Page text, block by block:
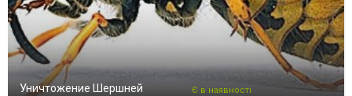
Уничтожение Шершней Є в наявності